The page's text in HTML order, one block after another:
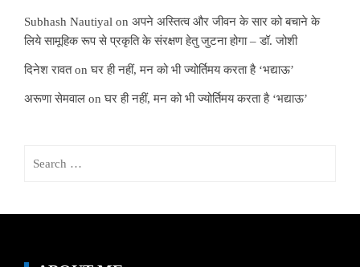
Subhash Nautiyal on अपने अस्तित्व और जीवन के सार को बचाने के
लिये सामूहिक रूप से प्रकृति के संरक्षण हेतु जुटना होगा – डॉ. जोशी
दिनेश रावतonघर ही नहीं, मन को भी ज्योर्तिमय करता है ‘भद्याऊ’
अरूणा सेमवाल onघर ही नहीं, मन को भी ज्योर्तिमय करता है ‘भद्याऊ’